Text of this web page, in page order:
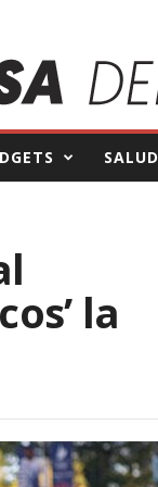
SALUD
la